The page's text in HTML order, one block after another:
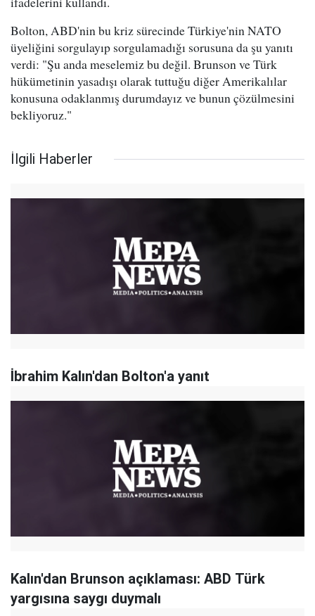
Bolton, ABD'nin bu kriz sürecinde Türkiye'nin NATO
üyeliğini sorgulayıp sorgulamadığı sorusuna da şu yanıtı
verdi: "Şu anda meselemiz bu değil. Brunson ve Türk
hükümetinin yasadışı olarak tuttuğu diğer Amerikalılar
konusuna odaklanmış durumdayız ve bunun çözülmesini
bekliyoruz."
İlgili Haberler
İbrahim Kalın'dan Bolton'a yanıt
Kalın'dan Brunson açıklaması: ABD Türk
yargısına saygı duymalı